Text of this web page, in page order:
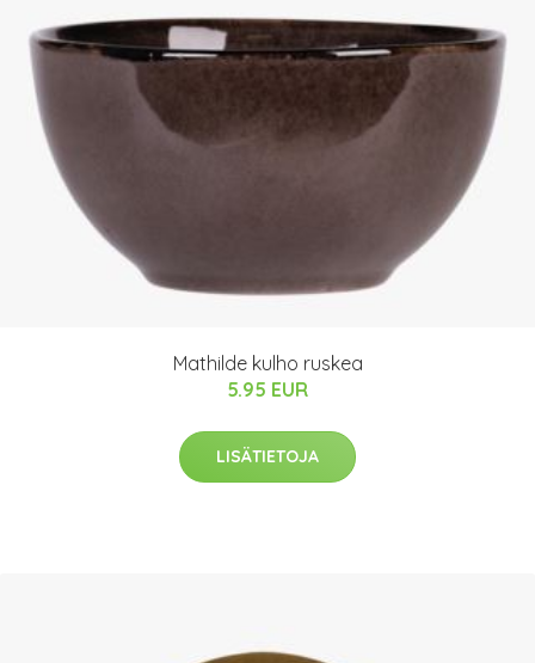
Mathilde kulho ruskea
5.95 EUR
LISÄTIETOJA